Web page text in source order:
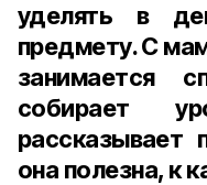
уделять в
предмету. С
занимается
собирает
она полезна, к